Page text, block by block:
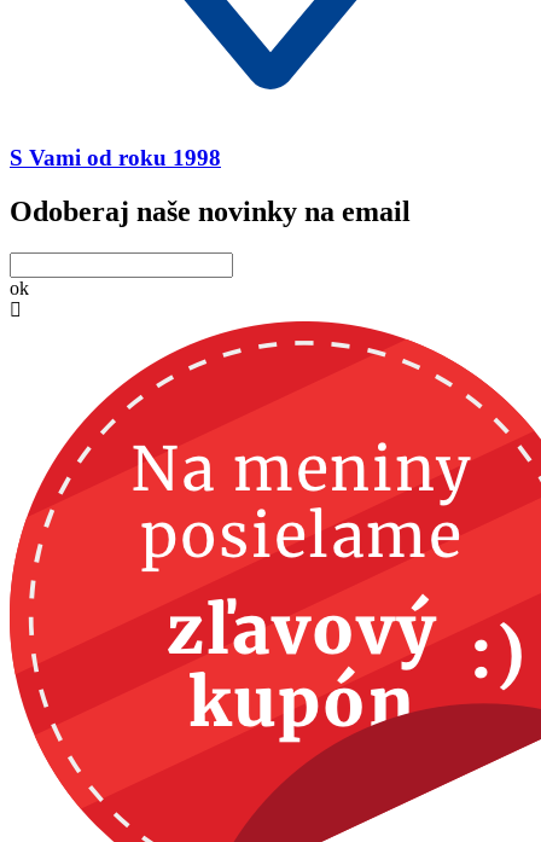
S Vami od roku 1998
Odoberaj naše novinky na email
ok